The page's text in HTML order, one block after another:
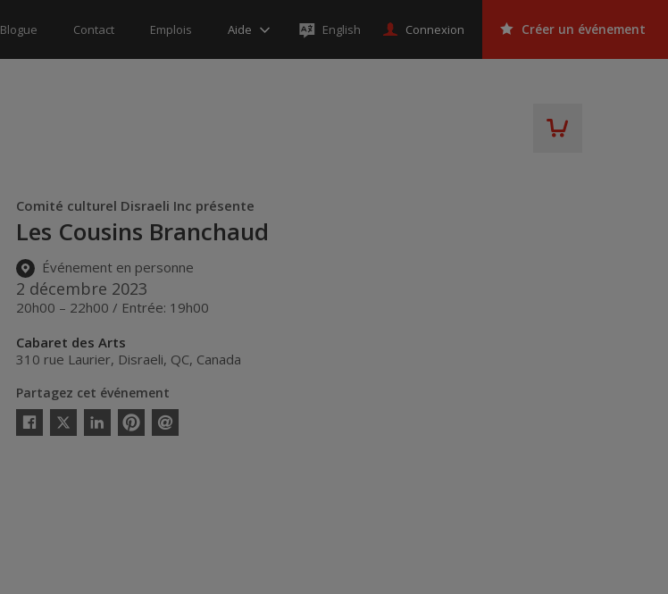
Blogue Contact Emplois Aide English Connexion Créer un événement
Comité culturel Disraeli Inc présente
Les Cousins Branchaud
Événement en personne
2 décembre 2023
20h00 – 22h00 / Entrée: 19h00
Cabaret des Arts
310 rue Laurier, Disraeli, QC, Canada
Partagez cet événement
Facebook
Twitter
LinkedinPinterestEnvoyer